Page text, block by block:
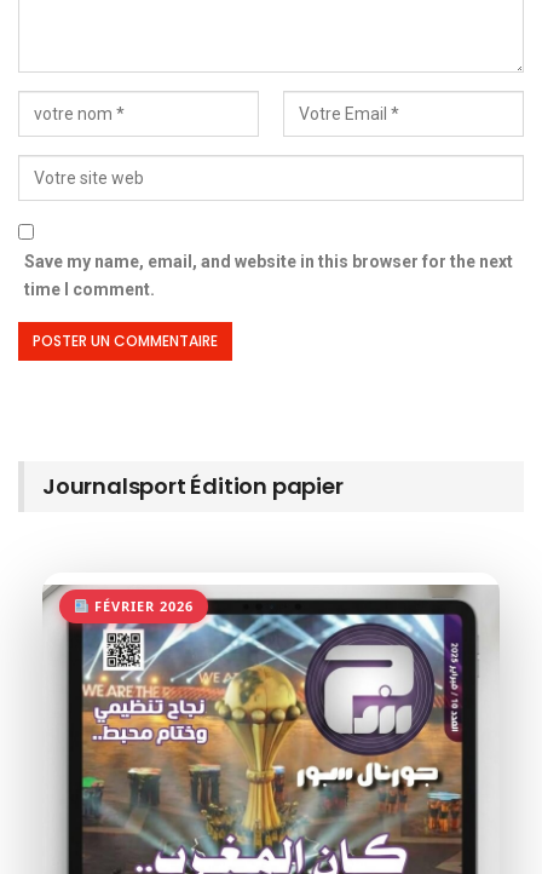
Save my name, email, and website in this browser for the next
time I comment.
Journalsport Édition papier
FÉVRIER 2026